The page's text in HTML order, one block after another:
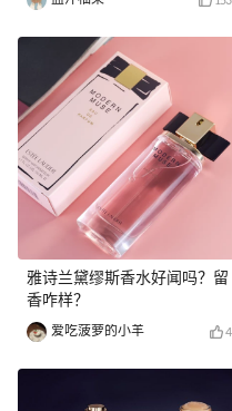
雅诗兰黛缪斯香水好闻吗？留
香咋样？
爱吃菠萝的小羊 4